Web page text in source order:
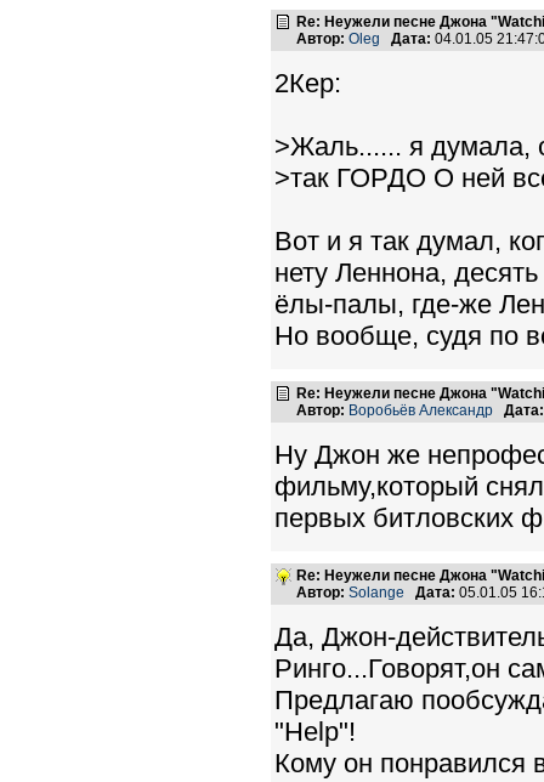
Re: Неужели песне Джона
Автор: Oleg Дата: 04.01.05
2Кер:
>Жаль...... я думала,
>так ГОРДО О ней
Вот и я так думал,
нету Леннона,
ёлы-палы, где-же
Но вообще, судя по
Re: Неужели песне Джона
Автор: Воробьёв Александр Дата:
Ну Джон же
фильму,который
первых битловских
Re: Неужели песне Джона
Автор: Solange Дата: 05.01.05
Да, Джон-
Ринго...Говорят,он
Предлагаю
"Help"!
Кому он понравился